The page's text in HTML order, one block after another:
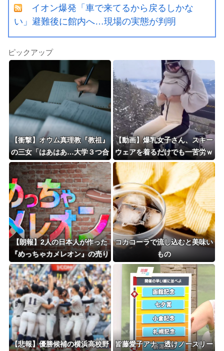
イオン爆発「車で来てるから戻るしかな
い」避難後に館内へ…現場の実態が判明
ピックアップ
【衝撃】オウム真理教『教祖』
の三女「はあはあ…大学３つ合
格したぞ！！！」大学
「「「………」」」⇒！
【動画】爆乳女子さん、スキー
ウェアを着るだけでも一苦労ｗ
ｗｗwｗｗｗｗｗｗｗｗ❤
【朗報】2人の日本人が作った
『めっちゃカメレオン』の売り
上げ、１４７億円突破
コカコーラで流し込むと美味い
もの
【悲報】優勝候補の横浜高校野
皆藤愛子アナ 透けノースリー